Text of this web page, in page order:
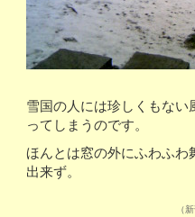
雪国の人には珍しくもな
ってしまうのです。
ほんとは窓の外にふわふわ
出来ず。
（